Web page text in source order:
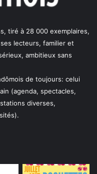
tiré à 28 000 exemplaires,
lecteurs, familier et
ambitieux sans
de toujours: celui
(agenda, spectacles,
diverses,